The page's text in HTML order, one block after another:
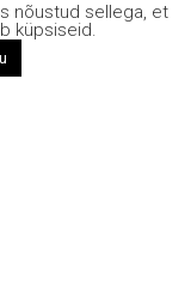
nõustud sellega, et
küpsiseid.